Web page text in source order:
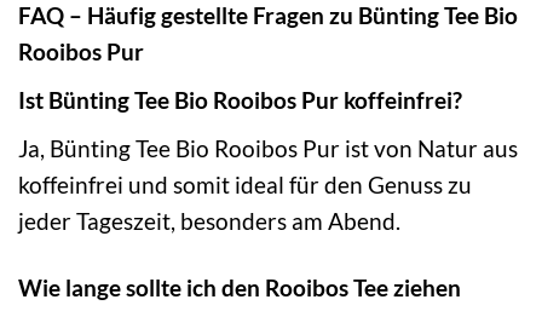
FAQ – Häufig gestellte Fragen zu Bünting Tee Bio
Rooibos Pur
Ist Bünting Tee Bio Rooibos Pur koffeinfrei?
Ja, Bünting Tee Bio Rooibos Pur ist von Natur aus
koffeinfrei und somit ideal für den Genuss zu
jeder Tageszeit, besonders am Abend.
Wie lange sollte ich den Rooibos Tee ziehen